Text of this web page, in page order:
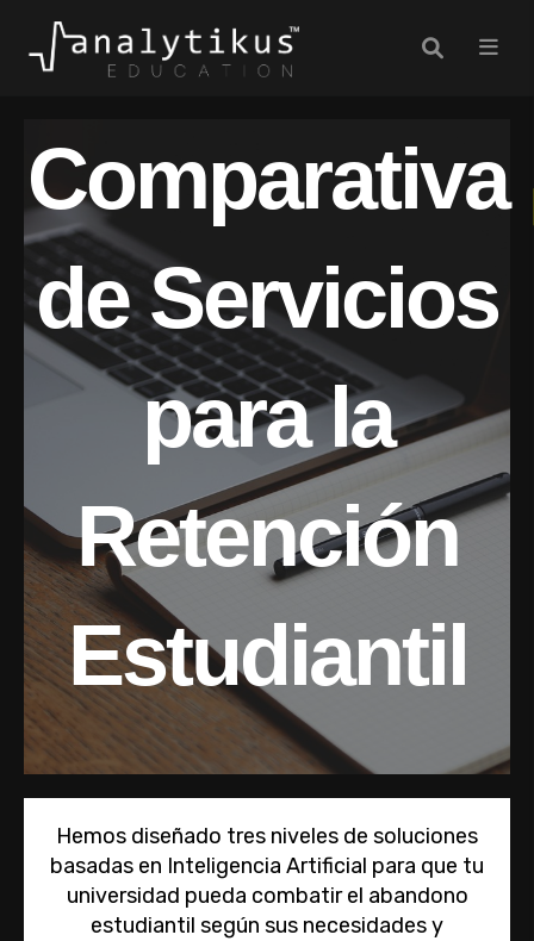
Comparativa
de Servicios
para la
Retención
Estudiantil
Hemos diseñado tres niveles de soluciones
basadas en Inteligencia Artificial para que tu
universidad pueda combatir el abandono
estudiantil según sus necesidades y